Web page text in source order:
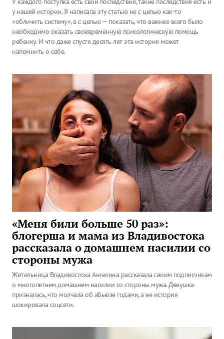
у нашей истории. Я написала эту статью не с целью как-то
«обличить систему», а с целью — показать, что важнее всего было
необходимо оказать своевременную психологическую помощь
ребенку. И что даже спустя десять лет эта история может
напомнить о себе.
«Меня били больше 50 раз»:
блогерша и мама из Владивостока
рассказала о домашнем насилии со
стороны мужа
Жительница Владивостока Ангелина рассказала своим подписчикам
о многолетнем домашнем насилии со стороны мужа. Девушка
призналась, что молчала об абьюзе годами, а ее история
шокировала соцсети.